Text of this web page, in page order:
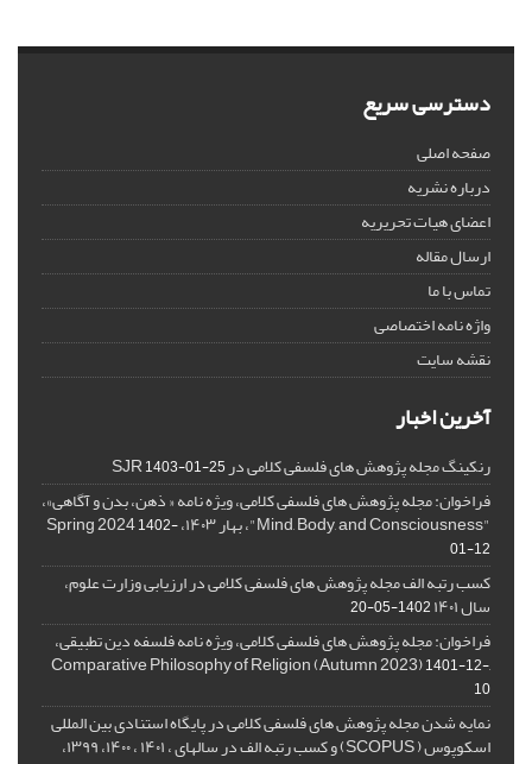
دسترسی سریع
صفحه اصلی
درباره نشریه
اعضای هیات تحریریه
ارسال مقاله
تماس با ما
واژه نامه اختصاصی
نقشه سایت
آخرین اخبار
رنکینگ مجله پژوهش های فلسفی کلامی در SJR1403-01-25
فراخوان: مجله پژوهش های فلسفی کلامی، ویژه نامه « ذهن، بدن و آگاهی»،
"Mind, Body, and Consciousness"، بهار ۱۴۰۳، Spring 2024
1402-
01-12
کسب رتبه الف مجله پژوهش های فلسفی کلامی در ارزیابی وزارت علوم،
سال ۱۴۰۱ 1402-05-20
فراخوان: مجله پژوهش های فلسفی کلامی، ویژه نامه فلسفه دین تطبیقی،
,Comparative Philosophy of Religion (Autumn 2023)
1401-12-
10
نمایه شدن مجله پژوهش های فلسفی کلامی در پایگاه استنادی بین المللی
اسکوپوس ( SCOPUS) و کسب رتبه الف در سالهای ، ۱۴۰۱ ، ۱۴۰۰، ۱۳۹۹،